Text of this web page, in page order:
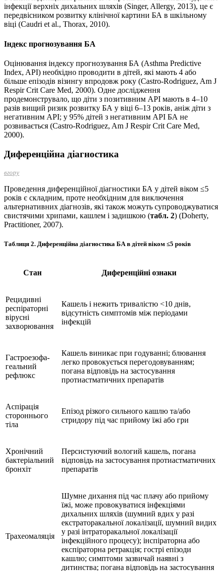
інфекції верхніх дихальних шляхів (Singer, Allergy, 2013), це є
передвісником розвитку клінічної картини БА в шкільному
віці (Caudri et al., Thorax, 2010).
Індекс прогнозування БА
Оцінювання індексу прогнозування БА (Asthma Predictive
Index, API) необхідно проводити в дітей, які мають 4 або
більше епізодів візингу впродовж року (Castro-Rodriguez, Am J
Respir Crit Care Med, 2000). Одне дослідження
продемонструвало, що діти з позитивним API мають в 4–10
разів вищий ризик розвитку БА у віці 6–13 років, аніж діти з
негативним API; у 95% дітей з негативним API БА не
розвивається (Castro-Rodriguez, Am J Respir Crit Care Med,
2000).
Диференційна діагностика
вгору
Проведення диференційної діагностики БА у дітей віком ≤5
років є складним, проте необхідним для виключення
альтернативних діагнозів, які також можуть супроводжуватися
свистячими хрипами, кашлем і задишкою (табл. 2) (Doherty,
Practitioner, 2007).
Таблиця 2. Диференційна діагностика БА в дітей віком ≤5 років
Стан Диференційні ознаки
Рецидивні
респіраторні
вірусні
захворювання
Кашель і нежить тривалістю <10 днів,
відсутність симптомів між періодами
інфекцій
Гастроезофа­
геальний
рефлюкс
Кашель виникає при годуванні; блювання
легко провокується перегодовуванням;
погана відповідь на застосування
протиастматичних препаратів
Аспірація
стороннього
тіла
Епізод різкого сильного кашлю та/або
стридору під час прийому їжі або гри
Хронічний
бактеріальний
бронхіт
Персистуючий вологий кашель, погана
відповідь на застосування протиастматичних
препаратів
Трахео­маляція
Шумне дихання під час плачу або прийому
їжі, може провокуватися інфекціями
дихальних шляхів (шумний вдих у разі
екстраторакальної локалізації, шумний видих
у разі інтраторакальної локалізації
інфекційного процесу); інспіраторна або
експіраторна ретракція; гострі епізоди
кашлю; симптоми зазвичай наявні з
дитинства; погана відповідь на застосування